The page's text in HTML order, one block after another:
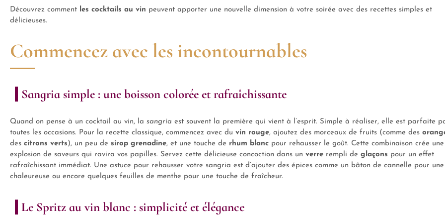
Découvrez comment les cocktails au vin peuvent apporter une nouvelle dimension à votre soirée avec des recettes simples et
délicieuses.
Commencez avec les incontournables
Sangria simple : une boisson colorée et rafraîchissante
Quand on pense à un cocktail au vin, la sangria est souvent la première qui vient à l’esprit. Simple à réaliser, elle est parfaite
toutes les occasions. Pour la recette classique, commencez avec du vin rouge, ajoutez des morceaux de fruits (comme des
des citrons verts ), un peu de sirop grenadine, et une touche de rhum blanc pour rehausser le goût. Cette combinaison crée une
explosion de saveurs qui ravira vos papilles. Servez cette délicieuse concoction dans un verre rempli de glaçons pour un effet
rafraîchissant immédiat. Une astuce pour rehausser votre sangria est d’ajouter des épices comme un bâton de cannelle pour
chaleureuse ou encore quelques feuilles de menthe pour une touche de fraîcheur.
Le Spritz au vin blanc : simplicité et élégance